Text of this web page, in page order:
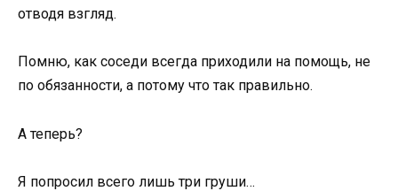
отводя взгляд.
Помню, как соседи всегда приходили на помощь, не
по обязанности, а потому что так правильно.
А теперь?
Я попросил всего лишь три груши…